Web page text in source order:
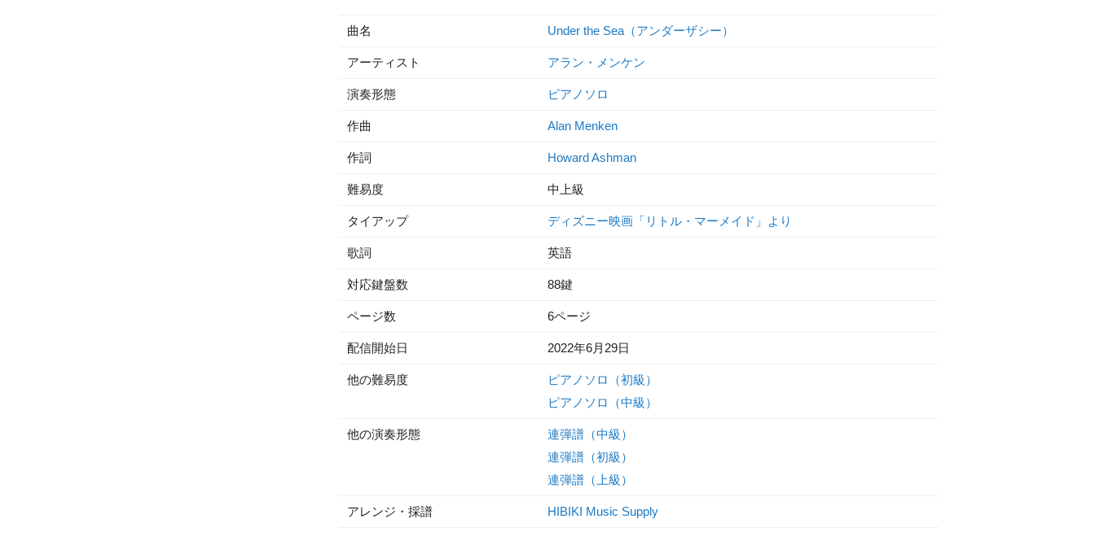
曲名 Under the Sea（アンダーザシー）
アーティスト アラン・メンケン
演奏形態 ピアノソロ
作曲 Alan Menken
作詞 Howard Ashman
難易度 中上級
タイアップ ディズニー映画「リトル・マーメイド」より
歌詞 英語
対応鍵盤数 88鍵
ページ数 6ページ
配信開始日 2022年6月29日
他の難易度
ピアノソロ（初級）
ピアノソロ（中級）
他の演奏形態
連弾譜（中級）
連弾譜（初級）
連弾譜（上級）
アレンジ・採譜 HIBIKI Music Supply